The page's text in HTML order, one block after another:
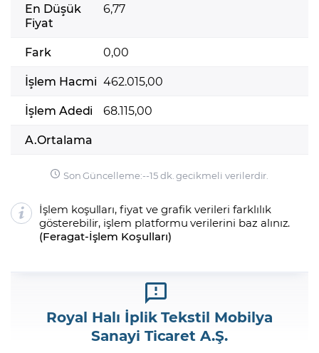
En Düşük
Fiyat
6,77
Fark
0,00
İşlem Hacmi 462.015,00
İşlem Adedi
68.115,00
A.Ortalama
Son Güncelleme:--15 dk. gecikmeli verilerdir.
İşlem koşulları, fiyat ve grafik verileri farklılık
gösterebilir, işlem platformu verilerini baz alınız.
(Feragat-İşlem Koşulları)
Royal Halı İplik Tekstil Mobilya
Sanayi Ticaret A.Ş.